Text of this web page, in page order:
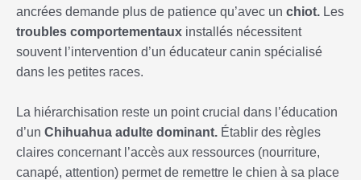
ancrées demande plus de patience qu’avec un chiot. Les
troubles comportementaux installés nécessitent
souvent l’intervention d’un éducateur canin spécialisé
dans les petites races.
La hiérarchisation reste un point crucial dans l’éducation
d’un Chihuahua adulte dominant. Établir des règles
claires concernant l’accès aux ressources (nourriture,
canapé, attention) permet de remettre le chien à sa place